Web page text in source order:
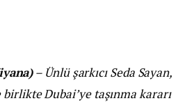
– Ünlü şarkıcı Seda Sayan,
Dubai’ye taşınma kararı